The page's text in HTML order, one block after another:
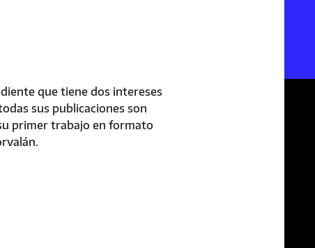
que tiene dos intereses
sus publicaciones son
primer trabajo en formato